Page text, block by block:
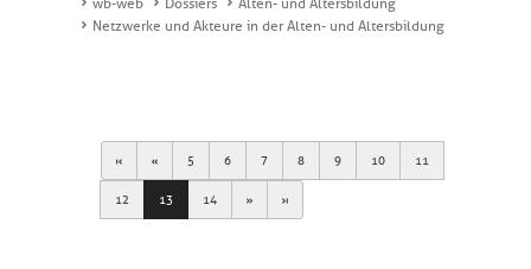
wb-web Dossiers
Alten- und Altersbildung
Netzwerke und Akteure in der Alten- und Altersbildung
First Previous
5 6 7 8 9 10 11
12 13 14 Next Last